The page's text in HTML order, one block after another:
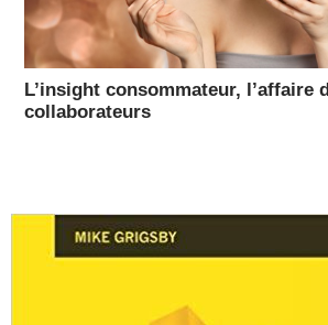
L’insight consommateur, l’affaire
collaborateurs